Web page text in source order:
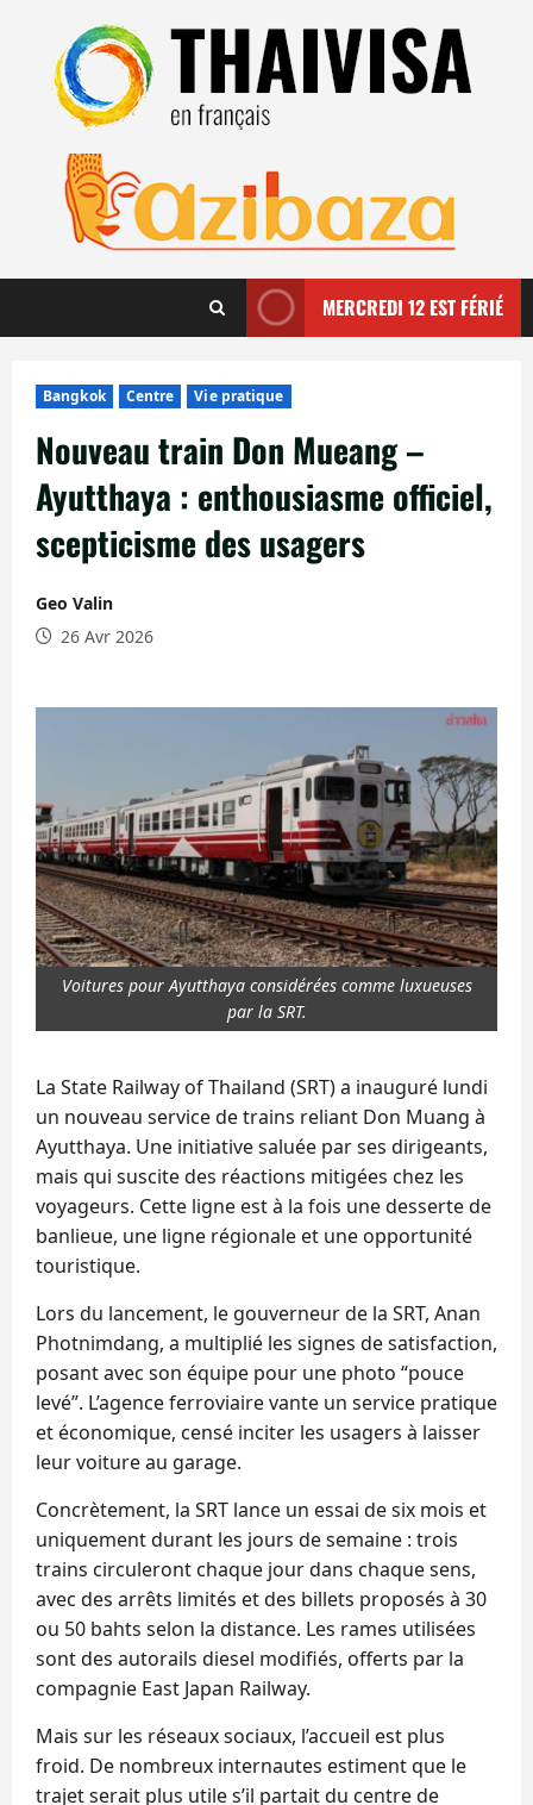
contenu
MERCREDI 12 EST FÉRIÉ
Bangkok Centre Vie pratique
Nouveau train Don Mueang –
Ayutthaya : enthousiasme officiel,
scepticisme des usagers
Geo Valin
26 Avr 2026
Voitures pour Ayutthaya considérées comme luxueuses
par la SRT.
La State Railway of Thailand (SRT) a inauguré lundi
un nouveau service de trains reliant Don Muang à
Ayutthaya. Une initiative saluée par ses dirigeants,
mais qui suscite des réactions mitigées chez les
voyageurs. Cette ligne est à la fois une desserte de
banlieue, une ligne régionale et une opportunité
touristique.
Lors du lancement, le gouverneur de la SRT, Anan
Photnimdang, a multiplié les signes de satisfaction,
posant avec son équipe pour une photo “pouce
levé”. L’agence ferroviaire vante un service pratique
et économique, censé inciter les usagers à laisser
leur voiture au garage.
Concrètement, la SRT lance un essai de six mois et
uniquement durant les jours de semaine : trois
trains circuleront chaque jour dans chaque sens,
avec des arrêts limités et des billets proposés à 30
ou 50 bahts selon la distance. Les rames utilisées
sont des autorails diesel modifiés, offerts par la
compagnie East Japan Railway.
Mais sur les réseaux sociaux, l’accueil est plus
froid. De nombreux internautes estiment que le
trajet serait plus utile s’il partait du centre de